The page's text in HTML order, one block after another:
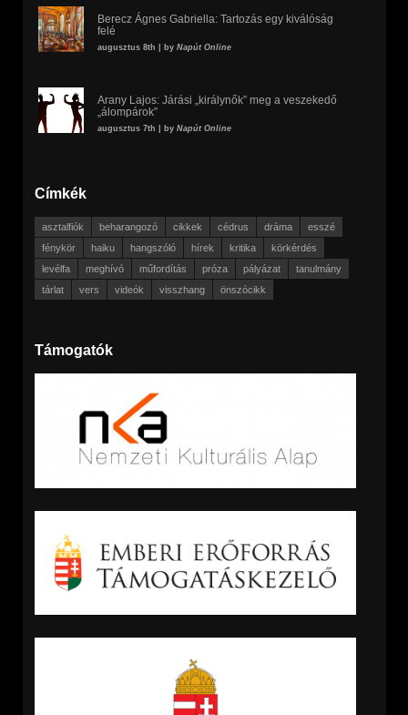
Berecz Ágnes Gabriella: Tartozás egy kiválóság
felé
augusztus 8th | by Napút Online
Arany Lajos: Járási „királynők” meg a veszekedő
„álompárok”
augusztus 7th | by Napút Online
Címkék
asztalfiók beharangozó cikkek cédrus dráma
esszé
fénykör
haiku hangszóló hírek kritika
körkérdés
levélfa
meghívó műfordítás próza pályázat
tanulmány
tárlat
vers videók visszhang önszócikk
Támogatók